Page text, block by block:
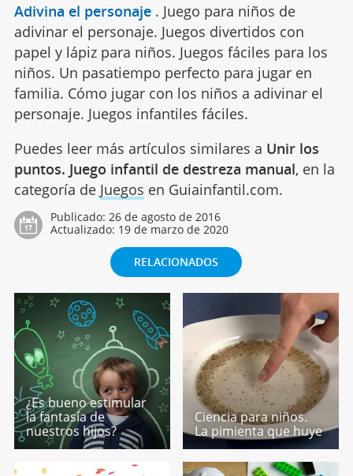
Adivina el personaje . Juego para niños de
adivinar el personaje. Juegos divertidos con
papel y lápiz para niños. Juegos fáciles para los
niños. Un pasatiempo perfecto para jugar en
familia. Cómo jugar con los niños a adivinar el
personaje. Juegos infantiles fáciles.
Puedes leer más artículos similares a Unir los
puntos. Juego infantil de destreza manual, en la
categoría de Juegos en Guiainfantil.com.
Publicado: 26 de agosto de 2016
Actualizado: 19 de marzo de 2020
RELACIONADOS
¿Es bueno estimular
la fantasía de
nuestros hijos?
Ciencia para niños.
La pimienta que huye